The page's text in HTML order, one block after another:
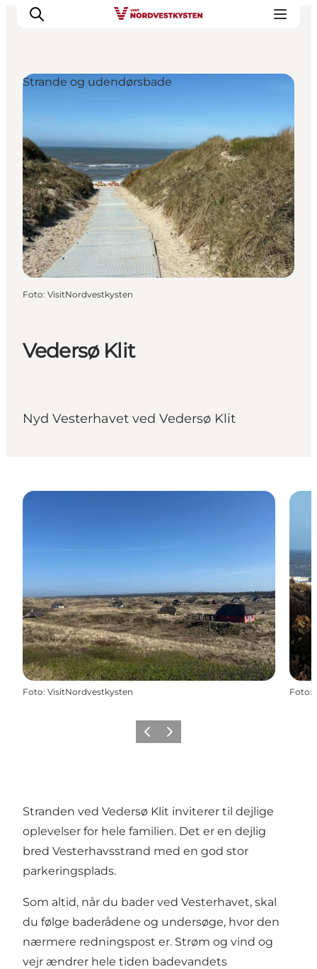
Inspiration
Handicapvenlig ferie
Events
Overnatning
Planlæg din ferie
Vedersø Klit
Nyd Vesterhavet ved Vedersø Klit
Strande og udendørsbade
Foto: VisitNordvestkysten
Foto: VisitNordvestkysten Foto:
ForrigeNæste
Stranden ved Vedersø Klit inviterer til dejlige
oplevelser for hele familien. Det er en dejlig
bred Vesterhavsstrand med en god stor
parkeringsplads.
Som altid, når du bader ved Vesterhavet, skal
du følge baderådene og undersøge, hvor den
nærmere redningspost er. Strøm og vind og
vejr ændrer hele tiden badevandets